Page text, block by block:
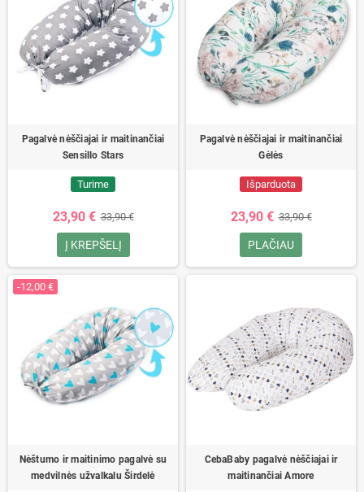
Pagalvė nėščiajai ir maitinančiai
Sensillo Stars
Turime
23,90 € 33,90 €
Į KREPŠELĮ
Pagalvė nėščiajai ir maitinančiai
Gėlės
Išparduota
23,90 € 33,90 €
PLAČIAU
-12,00 €
Nėštumo ir maitinimo pagalvė su
medvilnės užvalkalu Širdelė
CebaBaby pagalvė nėščiajai ir
maitinančiai Amore